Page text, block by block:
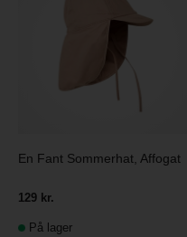
En Fant Sommerhat, Affogat
129 kr.
På lager